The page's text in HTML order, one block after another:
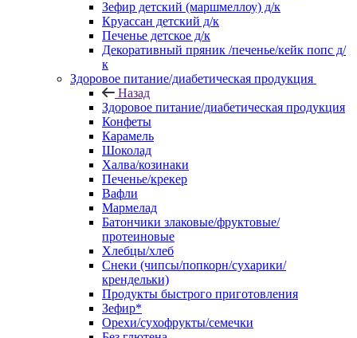
Зефир детский (маршмеллоу) д/к
Круассан детский д/к
Печенье детское д/к
Декоративный пряник /печенье/кейк попс д/
к
Здоровое питание/диабетическая продукция
Назад
Здоровое питание/диабетическая продукция
Конфеты
Карамель
Шоколад
Халва/козинаки
Печенье/крекер
Вафли
Мармелад
Батончики злаковые/фруктовые/
протеиновые
Хлебцы/хлеб
Снеки (чипсы/попкорн/сухарики/
крендельки)
Продукты быстрого приготовления
Зефир*
Орехи/сухофрукты/семечки